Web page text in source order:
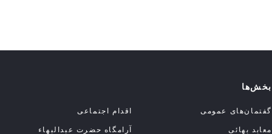
بخش‌ها
گفتمان‌های عمومی
اقدام اجتماعی
معابد بهائی
آرامگاه حضرت عبدالبهاء